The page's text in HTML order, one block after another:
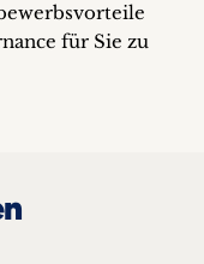
für Sie zu